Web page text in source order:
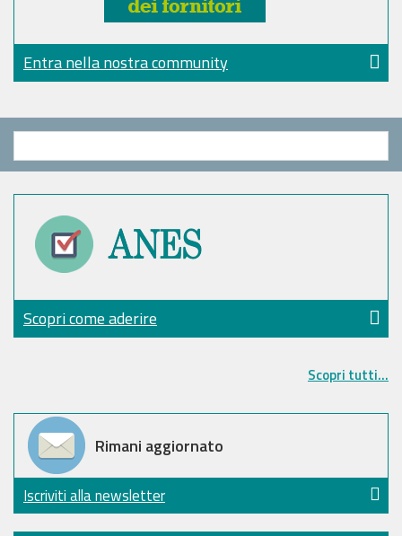
Entra nella nostra community
Scopri come aderire
Scopri tutti...
Rimani aggiornato
Iscriviti alla newsletter